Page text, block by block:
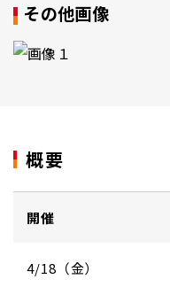
その他画像
概要
開催
4/18（金）